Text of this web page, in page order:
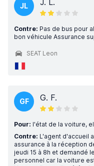
JL J. L.
Contre: Pas de bus pour
bon véhicule Assurance
SEAT Leon
GF G. F.
Pour: l'état de la voiture,
Contre: L'agent d'accueil
assurance à la réception
jeudi 15 à 8h et demandé
personnel car la voiture